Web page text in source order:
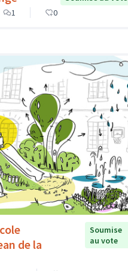
1 0
de la
Soumise
au vote